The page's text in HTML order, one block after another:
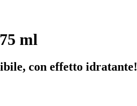
ml
con effetto idratante!